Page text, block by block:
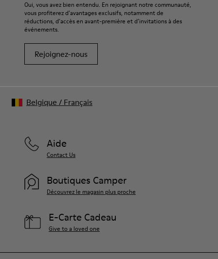
Oui, vous avez bien entendu. En rejoignant notre communauté,
vous profiterez d’avantages exclusifs, notamment de
réductions, d’accès en avant-première et d’invitations à des
événements.
Rejoignez-nous
Aide
Contact Us
Boutiques Camper
Découvrez le magasin plus proche
E-Carte Cadeau
Give to a loved one
Belgique / Français